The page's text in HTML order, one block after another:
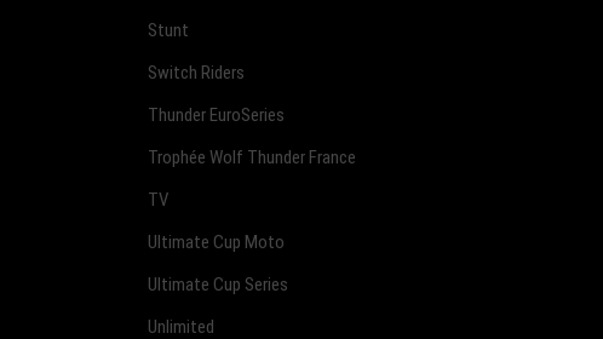
Stunt
Switch Riders
Thunder EuroSeries
Trophée Wolf Thunder France
TV
Ultimate Cup Moto
Ultimate Cup Series
Unlimited